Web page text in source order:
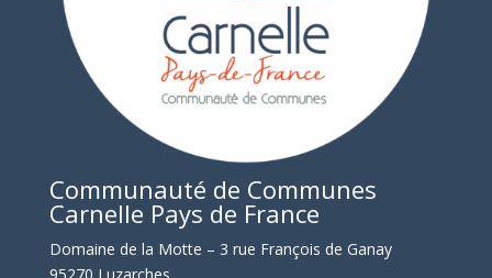
Communauté de Communes
Carnelle Pays de France
Domaine de la Motte – 3 rue François de Ganay